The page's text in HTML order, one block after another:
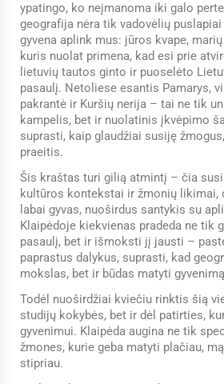
ypatingo, ko neįmanoma iki galo
geografija nėra tik vadovėlių
gyvena aplink mus: jūros kvape,
kuris nuolat primena, kad esi prie
lietuvių tautos ginto ir puoselėto
pasaulį. Netoliese esantis Pamarys,
pakrantė ir Kuršių nerija – tai ne tik
kampelis, bet ir nuolatinis įkvėpimo
suprasti, kaip glaudžiai susiję
praeitis.
Šis kraštas turi gilią atmintį – čia
kultūros kontekstai ir žmonių likimai,
labai gyvas, nuoširdus santykis su
Klaipėdoje kiekvienas pradeda ne tik
pasaulį, bet ir išmoksti jį jausti –
paprastus dalykus, suprasti, kad
mokslas, bet ir būdas matyti
Todėl nuoširdžiai kviečiu rinktis šią
studijų kokybės, bet ir dėl patirties,
gyvenimui. Klaipėda augina ne tik
žmones, kurie geba matyti plačiau,
stipriau.